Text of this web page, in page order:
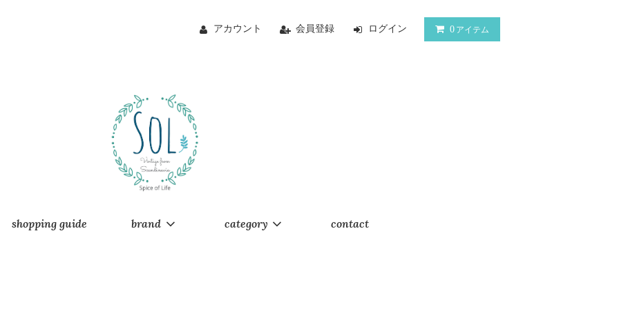
アカウント 会員登録 ログイン 0 アイテム
shopping guide brand category contact